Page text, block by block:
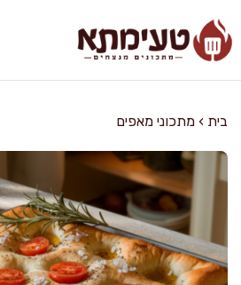
לתוכן
בית › מתכוני מאפים